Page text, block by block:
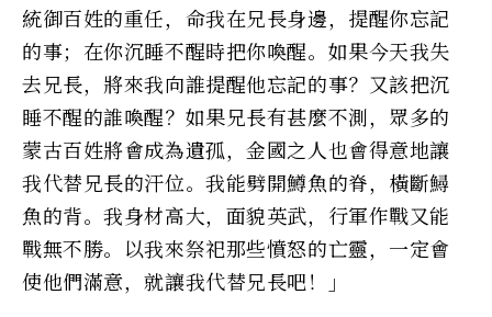
統御百姓的重任，命我在兄長身邊，提醒你忘記
的事；在你沉睡不醒時把你喚醒。如果今天我失
去兄長，將來我向誰提醒他忘記的事？又該把沉
睡不醒的誰喚醒？如果兄長有甚麼不測，眾多的
蒙古百姓將會成為遺孤，金國之人也會得意地讓
我代替兄長的汗位。我能劈開鱒魚的脊，橫斷鱘
魚的背。我身材高大，面貌英武，行軍作戰又能
戰無不勝。以我來祭祀那些憤怒的亡靈，一定會
使他們滿意，就讓我代替兄長吧！」